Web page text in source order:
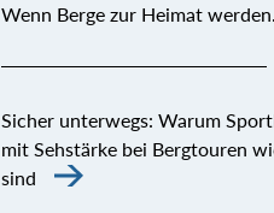
Wenn Berge zur Heimat
Sicher unterwegs: Warum
mit Sehstärke bei Bergtouren
sind